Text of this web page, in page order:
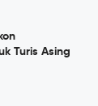
Turis Asing